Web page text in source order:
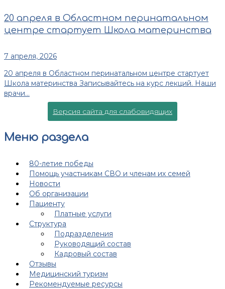
20 апреля в Областном перинатальном
центре стартует Школа материнства
7 апреля, 2026
20 апреля в Областном перинатальном центре стартует
Школа материнства Записывайтесь на курс лекций. Наши
врачи...
Версия сайта для слабовидящих
Меню раздела
80-летие победы
Помощь участникам СВО и членам их семей
Новости
Об организации
Пациенту
Платные услуги
Структура
Подразделения
Руководящий состав
Кадровый состав
Отзывы
Медицинский туризм
Рекомендуемые ресурсы